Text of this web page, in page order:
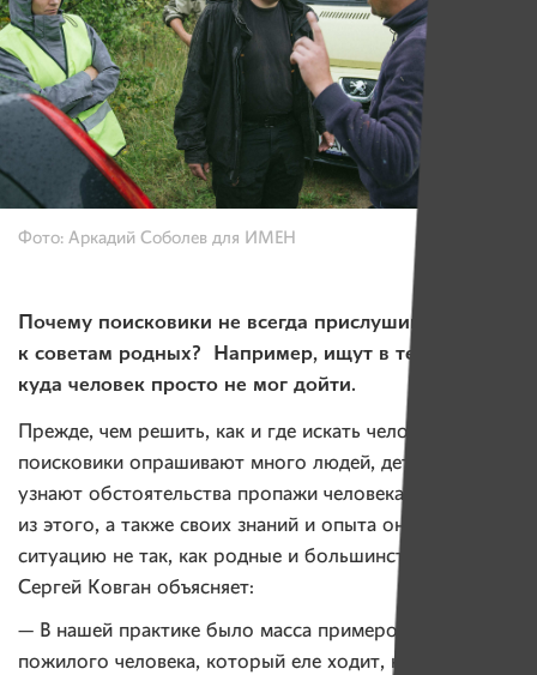
Фото: Аркадий Соболев для ИМЕН
Почему поисковики не всегда прислушиваются
к советам родных? Например, ищут в тех местах,
куда человек просто не мог дойти.
Прежде, чем решить, как и где искать человека,
поисковики опрашивают много людей, детально
узнают обстоятельства пропажи человека. Исходя
из этого, а также своих знаний и опыта они видят
ситуацию не так, как родные и большинство людей.
Сергей Ковган объясняет:
— В нашей практике было масса примеров, когда
пожилого человека, который еле ходит, находили